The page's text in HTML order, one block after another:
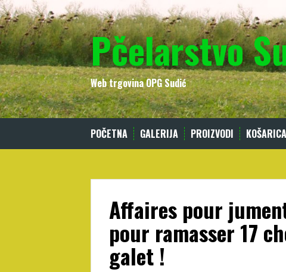
Skip
to
content
Pčelarstvo
Web trgovina OPG Sudić
POČETNA GALERIJA PROIZVODI KOŠARICA
Affaires pour
pour ramasser 17
galet !